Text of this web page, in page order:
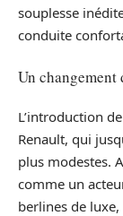
souplesse
conduite
Un changement
L’introduction
Renault, qui
plus modestes.
comme un
berlines de